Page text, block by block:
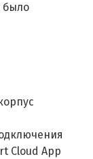
было
Cloud App